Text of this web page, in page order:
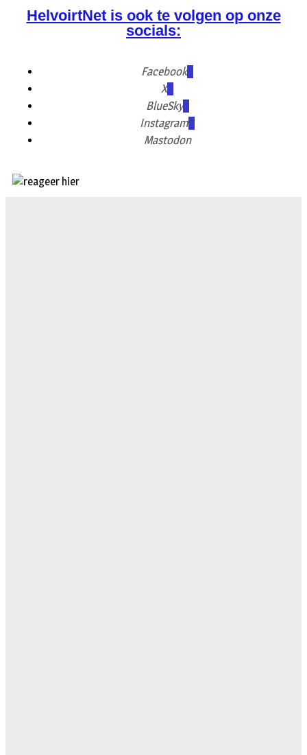
HelvoirtNet is ook te volgen op onze
socials:
Facebook
X
BlueSky
Instagram
Mastodon